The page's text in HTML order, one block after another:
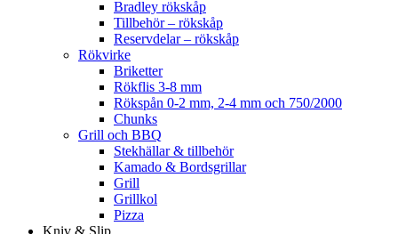
Bradley rökskåp
Tillbehör – rökskåp
Reservdelar – rökskåp
Rökvirke
Briketter
Rökflis 3-8 mm
Rökspån 0-2 mm, 2-4 mm och 750/2000
Chunks
Grill och BBQ
Stekhällar & tillbehör
Kamado & Bordsgrillar
Grill
Grillkol
Pizza
Kniv & Slip